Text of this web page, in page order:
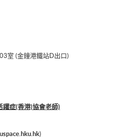
室 (金鐘港鐵站D出口)
躍症(香港)協會老師)
)